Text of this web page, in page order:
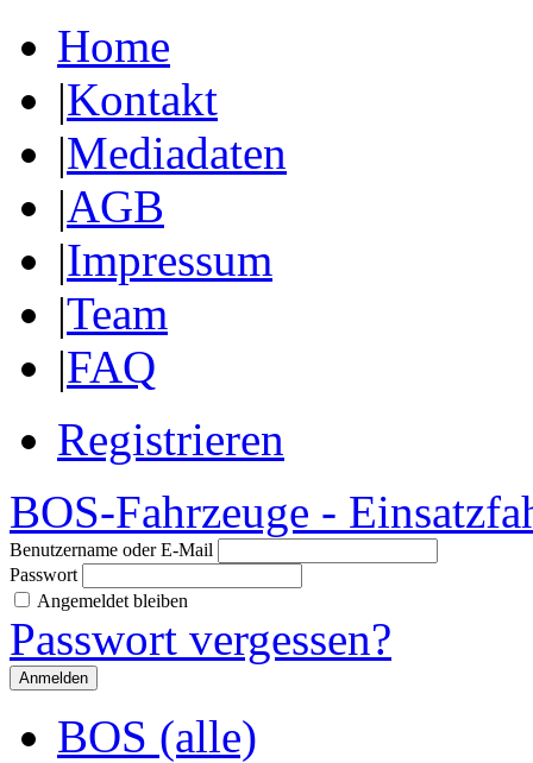
Home
|Kontakt
|Mediadaten
|AGB
|Impressum
|Team
|FAQ
Registrieren
BOS-Fahrzeuge -
Benutzername oder E-Mail
Passwort
Angemeldet bleiben
Passwort vergessen?
BOS (alle)